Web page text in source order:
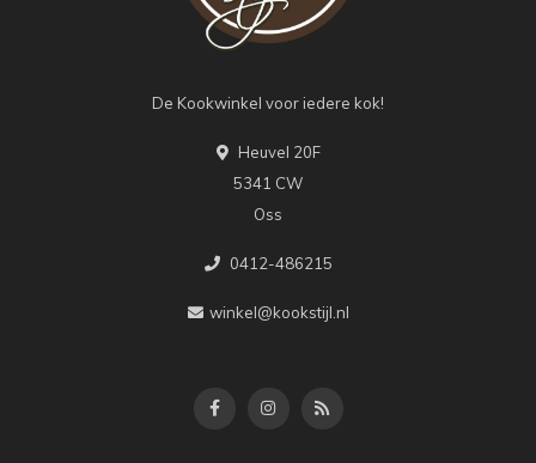
De Kookwinkel voor iedere kok!
Heuvel 20F
5341 CW
Oss
0412-486215
winkel@kookstijl.nl